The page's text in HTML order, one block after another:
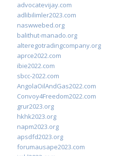
advocatevijay.com
adlibilimler2023.com
naswwebed.org
balithut-manado.org
alteregotradingcompany.org
aprce2022.com
ibie2022.com
sbcc-2022.com
AngolaOilAndGas2022.com
Convoy4Freedom2022.com
grur2023.org
hkhk2023.org
napm2023.org
apsdfd2023.org
forumausape2023.com